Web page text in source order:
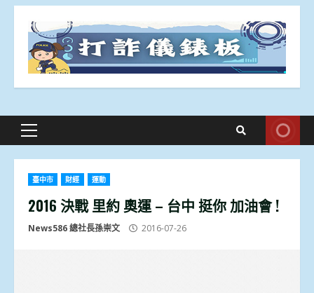
Primary
臺中市 財經 運動
2016 決戰 里約 奧運 – 台中 挺你 加油會 !
News586 總社長孫崇文 2016-07-26